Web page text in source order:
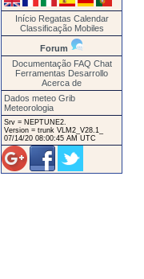
Início Regatas Calendar
Classificação Mobiles
Forum
Documentação FAQ Chat
Ferramentas Desarrollo
Acerca de
Dados meteo Grib
Meteorologia
Srv = NEPTUNE2.
Version = trunk VLM2_V28.1_
07/14/20 08:00:45 AM UTC